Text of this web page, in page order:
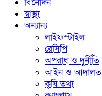
স্বাস্থ্য
অন্যান্য
লাইফস্টাইল
রেসিপি
অপরাধ ও দুর্নীতি
আইন ও আদালত
কৃষি তথ্য